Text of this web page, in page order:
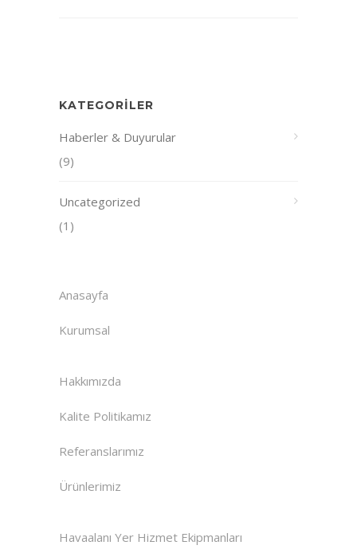
KATEGORILER
Haberler & Duyurular
(9)
Uncategorized
(1)
Anasayfa
Kurumsal
Hakkımızda
Kalite Politikamız
Referanslarımız
Ürünlerimiz
Havaalanı Yer Hizmet Ekipmanları